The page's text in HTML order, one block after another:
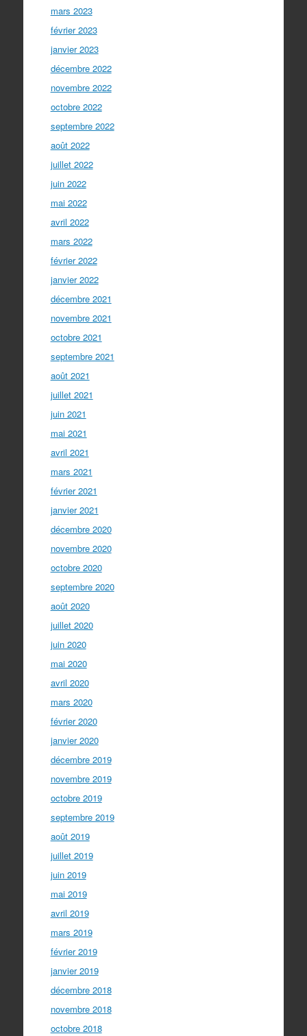
mars 2023
février 2023
janvier 2023
décembre 2022
novembre 2022
octobre 2022
septembre 2022
août 2022
juillet 2022
juin 2022
mai 2022
avril 2022
mars 2022
février 2022
janvier 2022
décembre 2021
novembre 2021
octobre 2021
septembre 2021
août 2021
juillet 2021
juin 2021
mai 2021
avril 2021
mars 2021
février 2021
janvier 2021
décembre 2020
novembre 2020
octobre 2020
septembre 2020
août 2020
juillet 2020
juin 2020
mai 2020
avril 2020
mars 2020
février 2020
janvier 2020
décembre 2019
novembre 2019
octobre 2019
septembre 2019
août 2019
juillet 2019
juin 2019
mai 2019
avril 2019
mars 2019
février 2019
janvier 2019
décembre 2018
novembre 2018
octobre 2018